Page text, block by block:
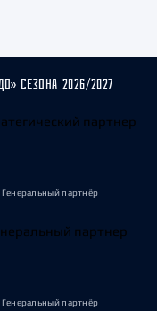
СЕЗОНА 2026/2027
Генеральный партнёр
Генеральный партнёр